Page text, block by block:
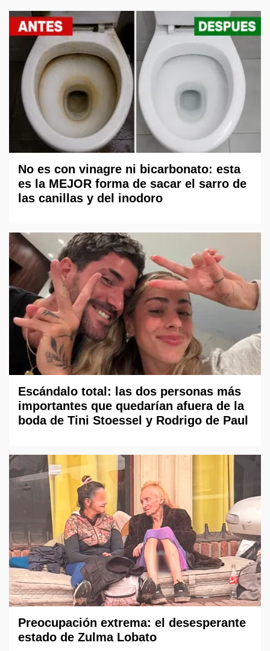
No es con vinagre ni bicarbonato: esta
es la MEJOR forma de sacar el sarro de
las canillas y del inodoro
Escándalo total: las dos personas más
importantes que quedarían afuera de la
boda de Tini Stoessel y Rodrigo de Paul
Preocupación extrema: el desesperante
estado de Zulma Lobato